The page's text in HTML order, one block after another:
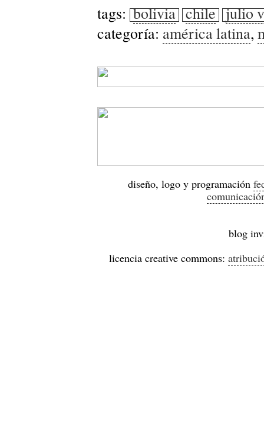
tags: bolivia chile julio
categoría: américa latina,
diseño, logo y programación
blog
licencia creative commons: